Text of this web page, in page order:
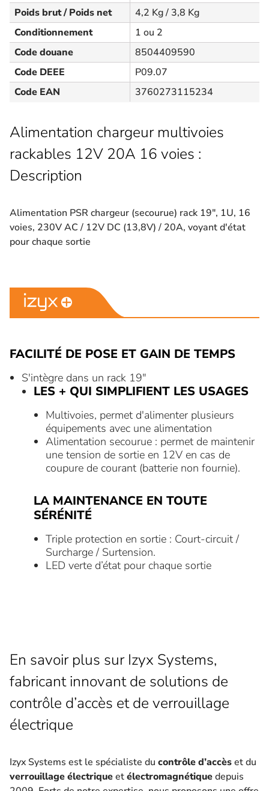
Poids brut / Poids net
4,2 Kg / 3,8 Kg
Conditionnement
1 ou 2
Code douane
8504409590
Code DEEE
P09.07
Code EAN
3760273115234
Alimentation chargeur multivoies
rackables 12V 20A 16 voies :
Description
Alimentation PSR chargeur (secourue) rack 19", 1U, 16
voies, 230V AC / 12V DC (13,8V) / 20A, voyant d'état
pour chaque sortie
FACILITÉ DE POSE ET GAIN DE TEMPS
S'intègre dans un rack 19"
LES + QUI SIMPLIFIENT LES USAGES
Multivoies, permet d'alimenter plusieurs
équipements avec une alimentation
Alimentation secourue : permet de maintenir
une tension de sortie en 12V en cas de
coupure de courant (batterie non fournie).
LA MAINTENANCE EN TOUTE
SÉRÉNITÉ
Triple protection en sortie : Court-circuit /
Surcharge / Surtension.
LED verte d’état pour chaque sortie
En savoir plus sur Izyx Systems,
fabricant innovant de solutions de
contrôle d’accès et de verrouillage
électrique
Izyx Systems est le spécialiste du contrôle d’accèset du
verrouillage électriqueetélectromagnétiquedepuis